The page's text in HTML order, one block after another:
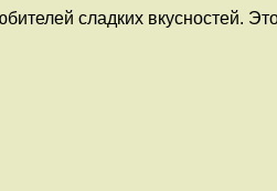
сладких вкусностей.